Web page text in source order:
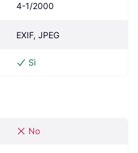
4-1/2000
EXIF, JPEG
Sì
No